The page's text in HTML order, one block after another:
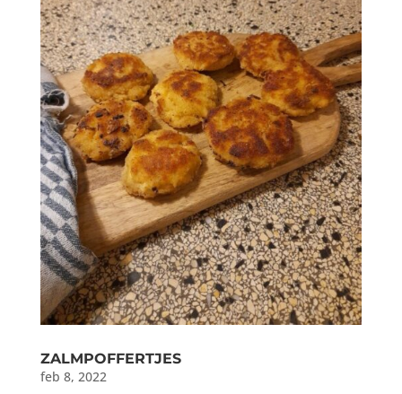
ZALMPOFFERTJES
feb 8, 2022